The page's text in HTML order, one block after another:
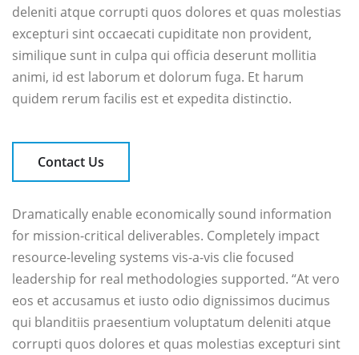
deleniti atque corrupti quos dolores et quas molestias
excepturi sint occaecati cupiditate non provident,
similique sunt in culpa qui officia deserunt mollitia
animi, id est laborum et dolorum fuga. Et harum
quidem rerum facilis est et expedita distinctio.
Contact Us
Dramatically enable economically sound information
for mission-critical deliverables. Completely impact
resource-leveling systems vis-a-vis clie focused
leadership for real methodologies supported. “At vero
eos et accusamus et iusto odio dignissimos ducimus
qui blanditiis praesentium voluptatum deleniti atque
corrupti quos dolores et quas molestias excepturi sint